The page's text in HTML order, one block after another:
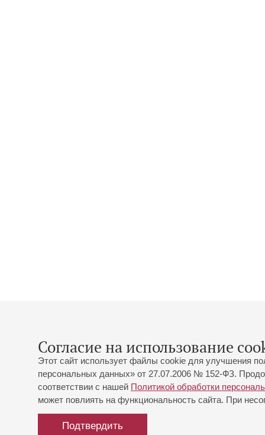
Согласие на использование
Этот сайт использует файлы cookie для улучшения
персональных данных» от 27.07.2006 № 152-ФЗ.
соответствии с нашей Политикой обработки
может повлиять на функциональность сайта. При
Подтвердить